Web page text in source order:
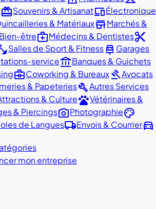
redeemSouvenirs & ArtisanatdevicesÉlectronique
& MatériauxstoreMarchés &
êtremedical_servicesMédecins & Dentistescontent_cut
Salles de Sport & Fitnesscar_repair Garages
serviceaccount_balanceBanques & Guichets
business_centerCoworking & BureauxgavelAvocats
& PapeteriesbuildAutres Services
& CulturepetsVétérinaires &
& Piercingsphoto_cameraPhotographiepalette
de Langueslocal_shippingEnvois & Courrierdirections_car
mon entreprise